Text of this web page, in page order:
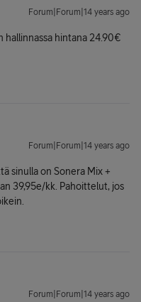
Forum|Forum|14 years ago
hallinnassa hintana 24.90€
Forum|Forum|14 years ago
sinulla on Sonera Mix +
39,95e/kk. Pahoittelut, jos
Forum|Forum|14 years ago